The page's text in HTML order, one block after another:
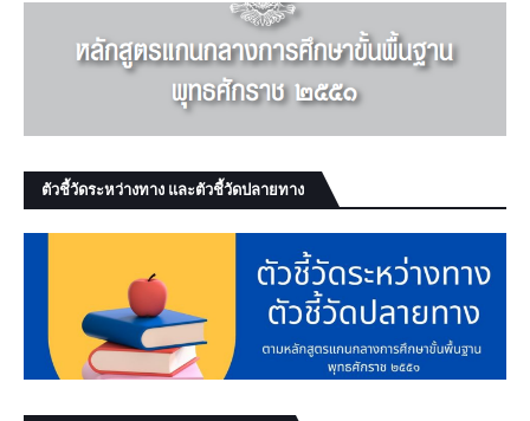
ตัวชี้วัดระหว่างทาง และตัวชี้วัดปลายทาง